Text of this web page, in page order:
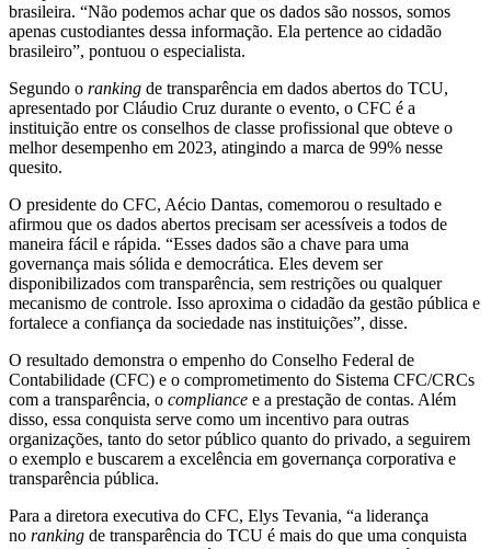
brasileira. “Não podemos achar que os dados são nossos, somos
apenas custodiantes dessa informação. Ela pertence ao cidadão
brasileiro”, pontuou o especialista.
Segundo o ranking de transparência em dados abertos do TCU,
apresentado por Cláudio Cruz durante o evento, o CFC é a
instituição entre os conselhos de classe profissional que obteve o
melhor desempenho em 2023, atingindo a marca de 99% nesse
quesito.
O presidente do CFC, Aécio Dantas, comemorou o resultado e
afirmou que os dados abertos precisam ser acessíveis a todos de
maneira fácil e rápida. “Esses dados são a chave para uma
governança mais sólida e democrática. Eles devem ser
disponibilizados com transparência, sem restrições ou qualquer
mecanismo de controle. Isso aproxima o cidadão da gestão pública e
fortalece a confiança da sociedade nas instituições”, disse.
O resultado demonstra o empenho do Conselho Federal de
Contabilidade (CFC) e o comprometimento do Sistema CFC/CRCs
com a transparência, o compliance e a prestação de contas. Além
disso, essa conquista serve como um incentivo para outras
organizações, tanto do setor público quanto do privado, a seguirem
o exemplo e buscarem a excelência em governança corporativa e
transparência pública.
Para a diretora executiva do CFC, Elys Tevania, “a liderança
no ranking de transparência do TCU é mais do que uma conquista